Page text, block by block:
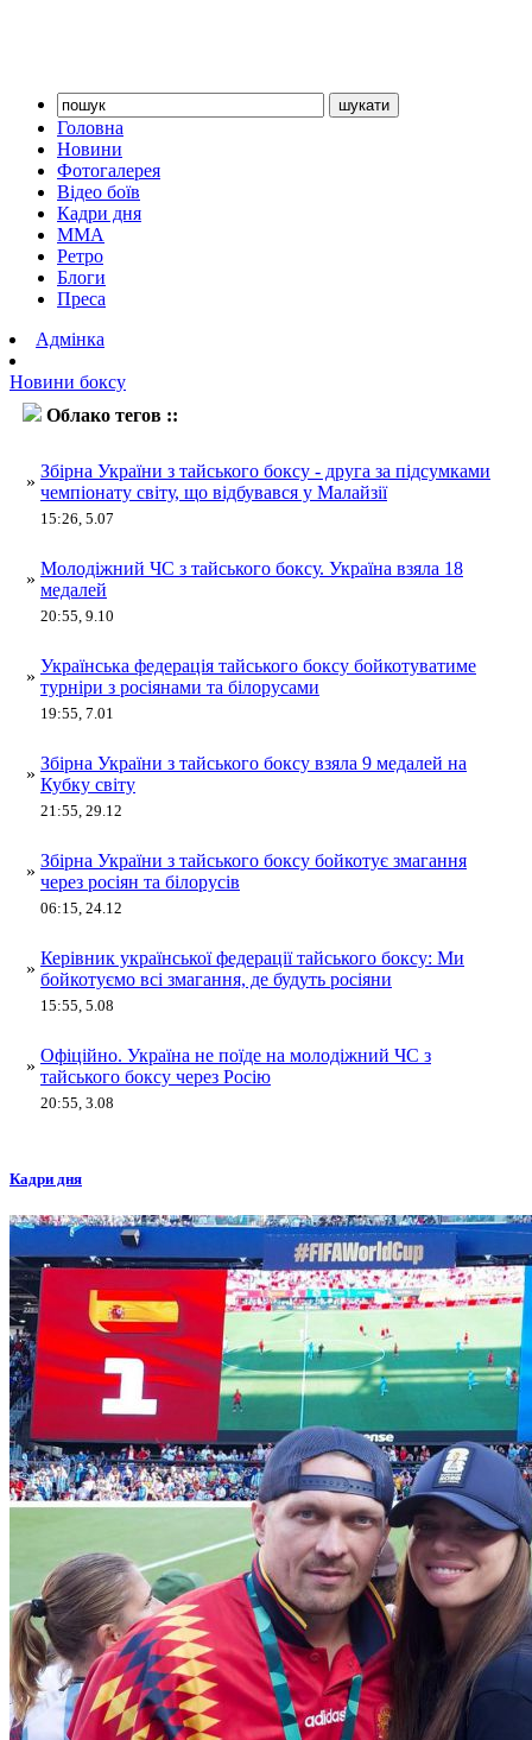
Головна
Новини
Фотогалерея
Відео боїв
Кадри дня
ММА
Ретро
Блоги
Преса
Адмінка
Новини боксу
Облако тегов ::
»
Збірна України з тайського боксу - друга за підсумками
чемпіонату світу, що відбувався у Малайзії
15:26, 5.07
»
Молодіжний ЧС з тайського боксу. Україна взяла 18
медалей
20:55, 9.10
»
Українська федерація тайського боксу бойкотуватиме
турніри з росіянами та білорусами
19:55, 7.01
»
Збірна України з тайського боксу взяла 9 медалей на
Кубку світу
21:55, 29.12
»
Збірна України з тайського боксу бойкотує змагання
через росіян та білорусів
06:15, 24.12
»
Керівник української федерації тайського боксу: Ми
бойкотуємо всі змагання, де будуть росіяни
15:55, 5.08
»
Офіційно. Україна не поїде на молодіжний ЧС з
тайського боксу через Росію
20:55, 3.08
Кадри дня